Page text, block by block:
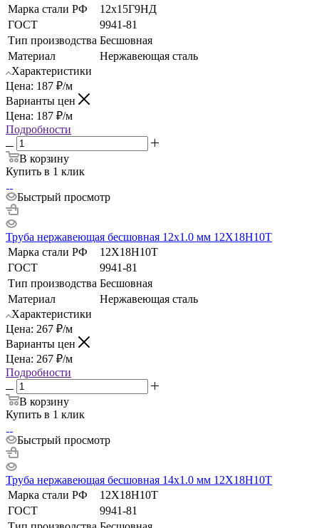
Марка стали РФ
12х15Г9НД
ГОСТ
9941-81
Тип производства Бесшовная
Материал
Нержавеющая сталь
Характеристики
Цена: 187 ₽/м
Варианты цен
Цена: 187 ₽/м
Подробности
В корзину
Купить в 1 клик
Быстрый просмотр
Труба нержавеющая бесшовная 12х1.0 мм 12Х18Н10Т
Марка стали РФ
12Х18Н10Т
ГОСТ
9941-81
Тип производства Бесшовная
Материал
Нержавеющая сталь
Характеристики
Цена: 267 ₽/м
Варианты цен
Цена: 267 ₽/м
Подробности
В корзину
Купить в 1 клик
Быстрый просмотр
Труба нержавеющая бесшовная 14х1.0 мм 12Х18Н10Т
Марка стали РФ
12Х18Н10Т
ГОСТ
9941-81